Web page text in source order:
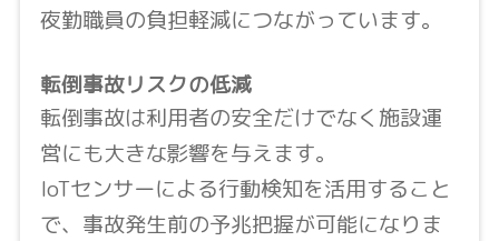
夜勤職員の負担軽減につながっています。
転倒事故リスクの低減
転倒事故は利用者の安全だけでなく施設運
営にも大きな影響を与えます。
IoTセンサーによる行動検知を活用すること
で、事故発生前の予兆把握が可能になりま